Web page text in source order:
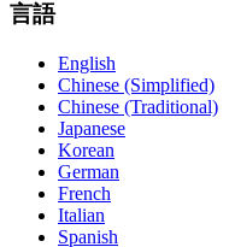
言語
English
Chinese (Simplified)
Chinese (Traditional)
Japanese
Korean
German
French
Italian
Spanish